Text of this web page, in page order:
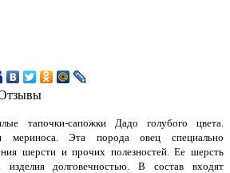
тапочки-сапожки Дадо голубого цвета.
мериноса. Эта порода овец специально
шерсти и прочих полезностей. Ее шерсть
изделия долговечностью. В состав входят